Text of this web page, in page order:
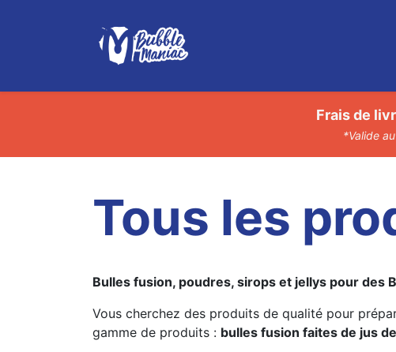
Frais de
*Valide
Tous les
Bulles fusion, poudres, sirops et jellys pour des
Vous cherchez des produits de qualité pour
gamme de produits : bulles fusion faites de jus